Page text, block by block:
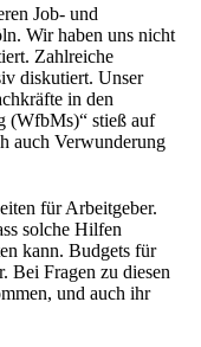
Job- und
Wir haben uns nicht
Zahlreiche
diskutiert. Unser
in den
(WfbMs)“ stieß auf
auch Verwunderung
für Arbeitgeber.
solche Hilfen
kann. Budgets für
Bei Fragen zu diesen
und auch ihr